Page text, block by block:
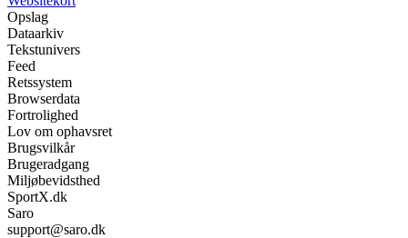
Opslag
Dataarkiv
Tekstunivers
Feed
Retssystem
Browserdata
Fortrolighed
Lov om ophavsret
Brugsvilkår
Brugeradgang
Miljøbevidsthed
SportX.dk
Saro
support@saro.dk